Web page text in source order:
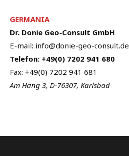
GERMANIA
Dr. Donie Geo-Consult GmbH
E-mail: info@donie-geo-consult.de
Telefon: +49(0) 7202 941 680
Fax: +49(0) 7202 941 681
Am Hang 3, D-76307, Karlsbad